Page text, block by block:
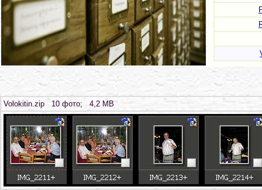
Volokitin.zip 10 фото; 4,2 MB